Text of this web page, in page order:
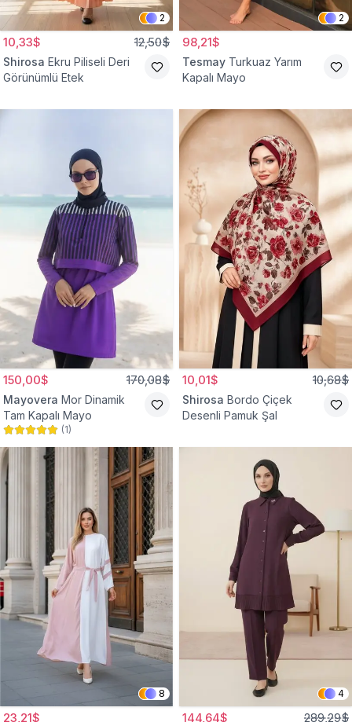
2
10,33$ 12,50$
Shirosa Ekru Piliseli Deri
Görünümlü Etek
2
98,21$
Tesmay Turkuaz Yarım
Kapalı Mayo
150,00$ 170,08$
Mayovera Mor Dinamik
Tam Kapalı Mayo
(1)
10,01$ 10,68$
Shirosa Bordo Çiçek
Desenli Pamuk Şal
8
23,21$
4
144,64$ 289,29$